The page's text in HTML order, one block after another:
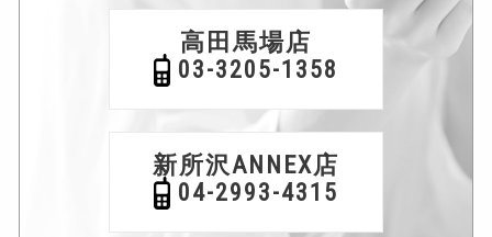
高田馬場店
03-3205-1358
新所沢ANNEX店
04-2993-4315